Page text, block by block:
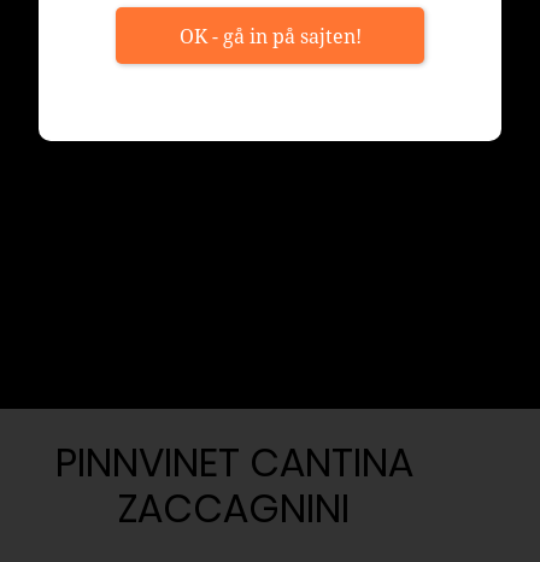
PINNVINET CANTINA
ZACCAGNINI
OK - gå in på sajten!